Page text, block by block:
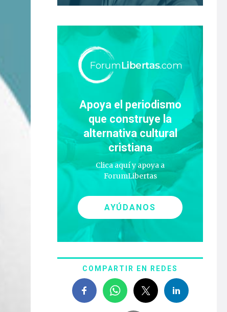
Apoya el periodismo
que construye la
alternativa cultural
cristiana
Clica aquí y apoya a
ForumLibertas
AYÚDANOS
COMPARTIR EN REDES